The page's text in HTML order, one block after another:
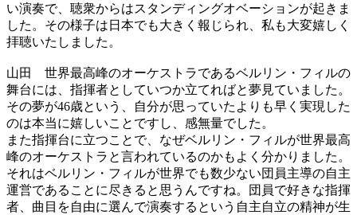
い演奏で、聴衆からはスタンディングオベーションが起きま
した。その様子は日本でも大きく報じられ、私も大変嬉しく
拝聴いたしました。
山田
世界最高峰のオーケストラであるベルリン・フィルの
舞台には、指揮者としていつか立てればと夢見ていました。
その夢が46歳という、自分が思っていたよりも早く実現した
のは本当に嬉しいことですし、感無量でした。
また指揮台に立つことで、なぜベルリン・フィルが世界最高
峰のオーケストラと言われているのかもよく分かりました。
それはベルリン・フィルが世界でも数少ない団員主導の自主
運営であることに尽きると思うんですね。団員で好きな指揮
者、曲目を自由に選んで演奏するという自主自立の精神が生